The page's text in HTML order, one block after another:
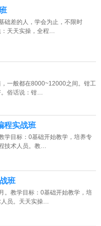
）报名:【PLC编程培训班】
报名:
）报名:【PLC编程培训班】
）报名:【PLC编程培训班】
础差的人，学会为止，不限时
：天天实操，全程…
一般都在8000~12000之间。钳工
。俗话说：钳…
程实战班
学目标：0基础开始教学，培养专
技术人员。教…
班
。教学目标：0基础开始教学，培
人员。天天实操…